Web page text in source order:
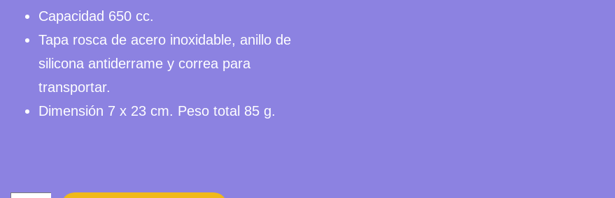
Capacidad 650 cc.
Tapa rosca de acero inoxidable, anillo de
silicona antiderrame y correa para
transportar.
Dimensión 7 x 23 cm. Peso total 85 g.